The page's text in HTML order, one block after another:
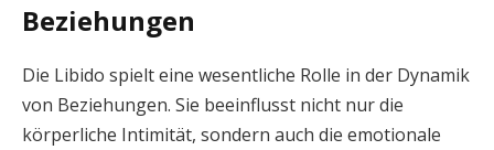
Beziehungen
Die Libido spielt eine wesentliche Rolle in der Dynamik
von Beziehungen. Sie beeinflusst nicht nur die
körperliche Intimität, sondern auch die emotionale